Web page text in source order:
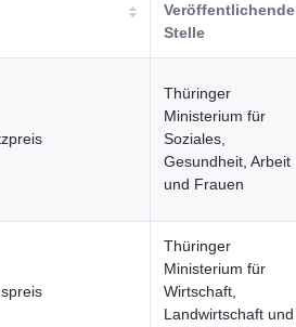
Veröffentlichende
Stelle
Thüringer
Ministerium für
Soziales,
Gesundheit, Arbeit
und Frauen
Thüringer
Ministerium für
Wirtschaft,
Landwirtschaft und